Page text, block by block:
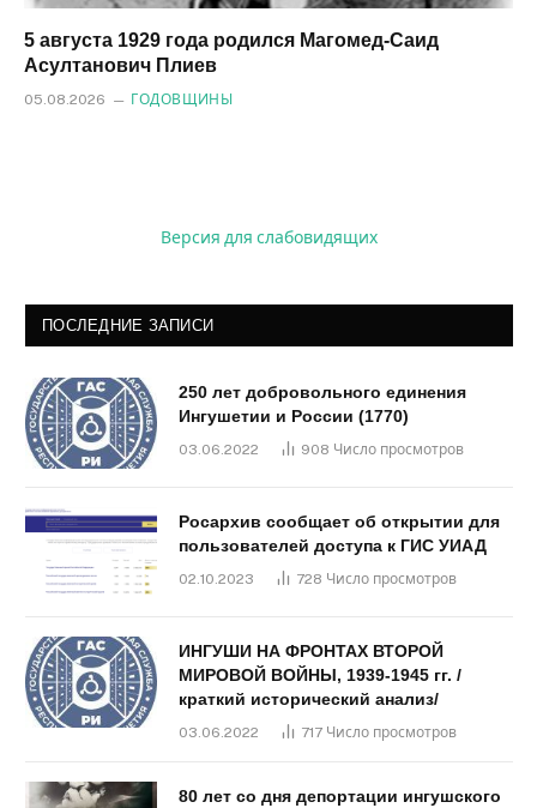
5 августа 1929 года родился Магомед‑Саид
Асултанович Плиев
05.08.2026 ГОДОВЩИНЫ
Версия для слабовидящих
ПОСЛЕДНИЕ ЗАПИСИ
250 лет добровольного единения
Ингушетии и России (1770)
03.06.2022 908 Число просмотров
Росархив сообщает об открытии для
пользователей доступа к ГИС УИАД
02.10.2023 728 Число просмотров
ИНГУШИ НА ФРОНТАХ ВТОРОЙ
МИРОВОЙ ВОЙНЫ, 1939-1945 гг. /
краткий исторический анализ/
03.06.2022 717 Число просмотров
80 лет со дня депортации ингушского